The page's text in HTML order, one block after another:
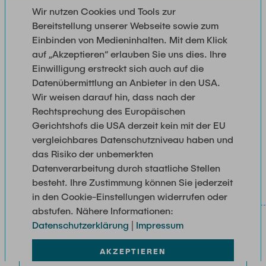
Newsroom
Pressemitteilungen
Flyer und Broschüren
Magazin spektrum
Veranstaltungen
Merchandise-Shop
Arbeiten an der TU Hamburg
Stellenausschreibungen
Berufsausbildung und Praktika
Berufungen
Beratung und Kontakt
Neu an der TUHH
Rund ums Studium
Studienorganisation
AI in Education
Für Absolventinnen und Absolventen
Alumni
Berufseinstieg - Career Center
Graduiertenakademie
Promotion und Habilitation
Wissenschaftliche Weiterbildung
UNU HUB "Engineering to Face Climate Change"
Forschungsförderung
Early Career Researchers
Gute Wissenschaftliche Praxis
Future Lectures
Team
Neues aus der Forschung &
Studiengänge
Forschung und Institute
Technologie und Innovation in der Bildung
News
Forschung und Institute
Management-Wissenschaften und Technologie
Studiengänge
Forschung und Institute
Maschinenbau
Intercultural Hub
(Gast)Wissenschaftler*innen
Partnerships and Strategy
Partnerhochschulen Studierendenaustausch
Eine Partnerschaft vereinbaren
Strategie
ECIU University
Contacts & International Team
Benutzername:
Passwort:
Alternative Login-Möglichkeiten
Wir nutzen Cookies und Tools zur
Bereitstellung unserer Webseite sowie zum
Einbinden von Medieninhalten. Mit dem Klick
auf „Akzeptieren“ erlauben Sie uns dies. Ihre
Einwilligung erstreckt sich auch auf die
Datenübermittlung an Anbieter in den USA.
Wir weisen darauf hin, dass nach der
Rechtsprechung des Europäischen
Gerichtshofs die USA derzeit kein mit der EU
vergleichbares Datenschutzniveau haben und
das Risiko der unbemerkten
Datenverarbeitung durch staatliche Stellen
besteht. Ihre Zustimmung können Sie jederzeit
in den Cookie-Einstellungen widerrufen oder
abstufen. Nähere Informationen:
Datenschutzerklärung | Impressum
AKZEPTIEREN